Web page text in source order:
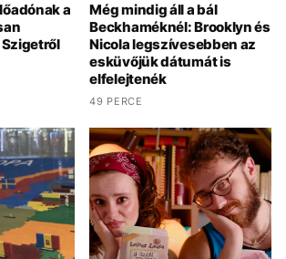
a
Még mindig áll a bál
Beckhaméknél: Brooklyn és
Nicola legszívesebben az
esküvőjük dátumát is
elfelejtenék
49 PERCE